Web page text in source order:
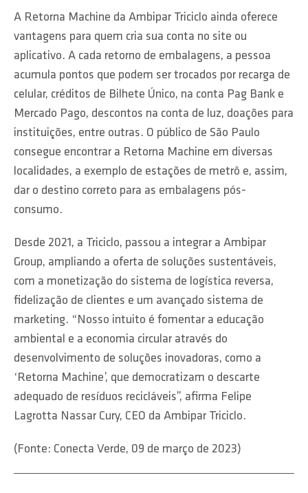
A Retorna Machine da Ambipar Triciclo ainda oferece
vantagens para quem cria sua conta no site ou
aplicativo. A cada retorno de embalagens, a pessoa
acumula pontos que podem ser trocados por recarga de
celular, créditos de Bilhete Único, na conta Pag Bank e
Mercado Pago, descontos na conta de luz, doações para
instituições, entre outras. O público de São Paulo
consegue encontrar a Retorna Machine em diversas
localidades, a exemplo de estações de metrô e, assim,
dar o destino correto para as embalagens pós-
consumo.
Desde 2021, a Triciclo, passou a integrar a Ambipar
Group, ampliando a oferta de soluções sustentáveis,
com a monetização do sistema de logística reversa,
fidelização de clientes e um avançado sistema de
marketing. “Nosso intuito é fomentar a educação
ambiental e a economia circular através do
desenvolvimento de soluções inovadoras, como a
‘Retorna Machine’, que democratizam o descarte
adequado de resíduos recicláveis”, afirma Felipe
Lagrotta Nassar Cury, CEO da Ambipar Triciclo.
(Fonte: Conecta Verde, 09 de março de 2023)